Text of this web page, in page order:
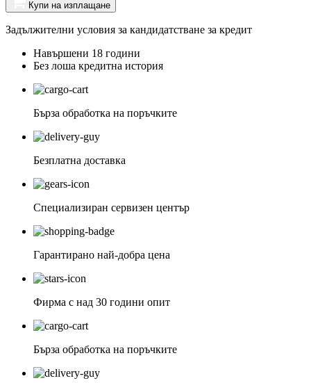
Купи на изплащане
Задължителни условия за кандидатстване за кредит
Навършени 18 години
Без лоша кредитна история
Бърза обработка на поръчките
Безплатна доставка
Специализиран сервизен център
Гарантирано най-добра цена
Фирма с над 30 години опит
Бърза обработка на поръчките